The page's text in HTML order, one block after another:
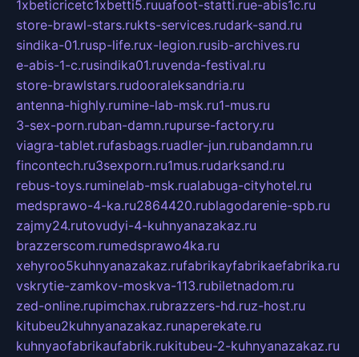
1xbeticricetc1xbetti5.ruuafoot-statti.rue-abis1c.ru
store-brawl-stars.rukts-services.rudark-sand.ru
sindika-01.rusp-life.rux-legion.rusib-archives.ru
e-abis-1-c.rusindika01.ruvenda-festival.ru
store-brawlstars.rudooraleksandria.ru
antenna-highly.rumine-lab-msk.ru1-mus.ru
3-sex-porn.ruban-damn.rupurse-factory.ru
viagra-tablet.rufasbags.ruadler-jun.rubandamn.ru
fincontech.ru3sexporn.ru1mus.rudarksand.ru
rebus-toys.ruminelab-msk.rualabuga-cityhotel.ru
medsprawo-4-ka.ru2864420.rublagodarenie-spb.ru
zajmy24.rutovudyi-4-kuhnyanazakaz.ru
brazzerscom.rumedsprawo4ka.ru
xehyroo5kuhnyanazakaz.rufabrikayfabrikaefabrika.ru
vskrytie-zamkov-moskva-113.rubiletnadom.ru
zed-online.rupimchax.rubrazzers-hd.ruz-host.ru
kitubeu2kuhnyanazakaz.runaperekate.ru
kuhnyaofabrikaufabrik.rukitubeu-2-kuhnyanazakaz.ru